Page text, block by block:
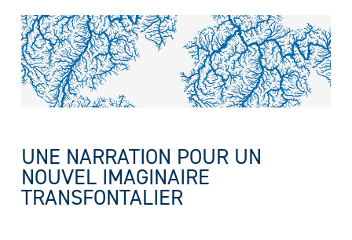
UNE NARRATION POUR UN
NOUVEL IMAGINAIRE
TRANSFONTALIER